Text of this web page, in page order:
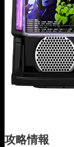
攻略情報